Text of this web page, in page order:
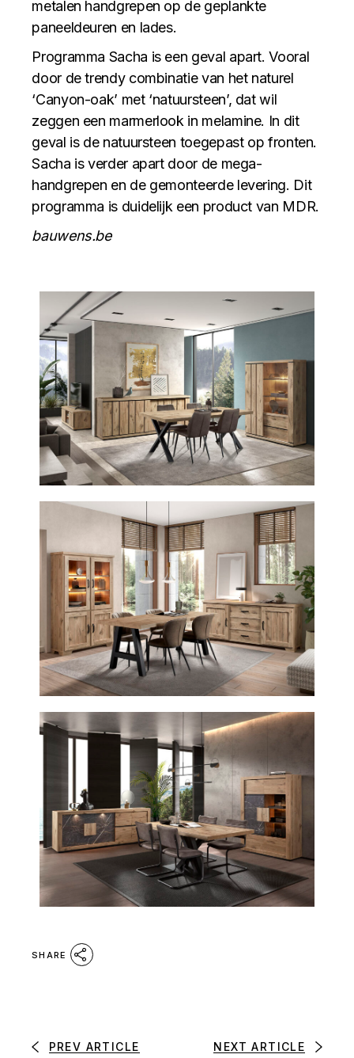
metalen handgrepen op de geplankte
paneeldeuren en lades.
Programma Sacha is een geval apart. Vooral
door de trendy combinatie van het naturel
‘Canyon-oak’ met ‘natuursteen’, dat wil
zeggen een marmerlook in melamine. In dit
geval is de natuursteen toegepast op fronten.
Sacha is verder apart door de mega-
handgrepen en de gemonteerde levering. Dit
programma is duidelijk een product van MDR.
bauwens.be
SHARE
PREV ARTICLE NEXT ARTICLE